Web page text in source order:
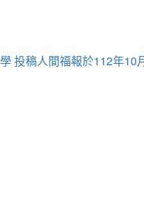
投稿人間福報於112年10